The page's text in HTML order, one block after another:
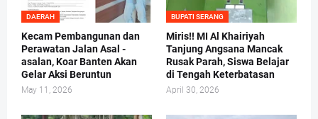
DAERAH
Kecam Pembangunan dan
Perawatan Jalan Asal -
asalan, Koar Banten Akan
Gelar Aksi Beruntun
May 11, 2026
BUPATI SERANG
Miris!! MI Al Khairiyah
Tanjung Angsana Mancak
Rusak Parah, Siswa Belajar
di Tengah Keterbatasan
April 30, 2026